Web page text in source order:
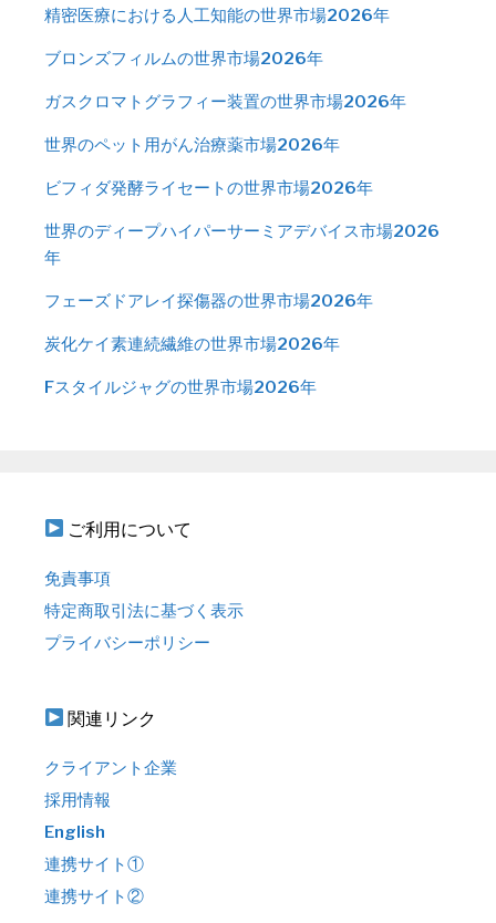
精密医療における人工知能の世界市場2026年
ブロンズフィルムの世界市場2026年
ガスクロマトグラフィー装置の世界市場2026年
世界のペット用がん治療薬市場2026年
ビフィダ発酵ライセートの世界市場2026年
世界のディープハイパーサーミアデバイス市場2026
年
フェーズドアレイ探傷器の世界市場2026年
炭化ケイ素連続繊維の世界市場2026年
Fスタイルジャグの世界市場2026年
ご利用について
免責事項
特定商取引法に基づく表示
プライバシーポリシー
関連リンク
クライアント企業
採用情報
English
連携サイト①
連携サイト②